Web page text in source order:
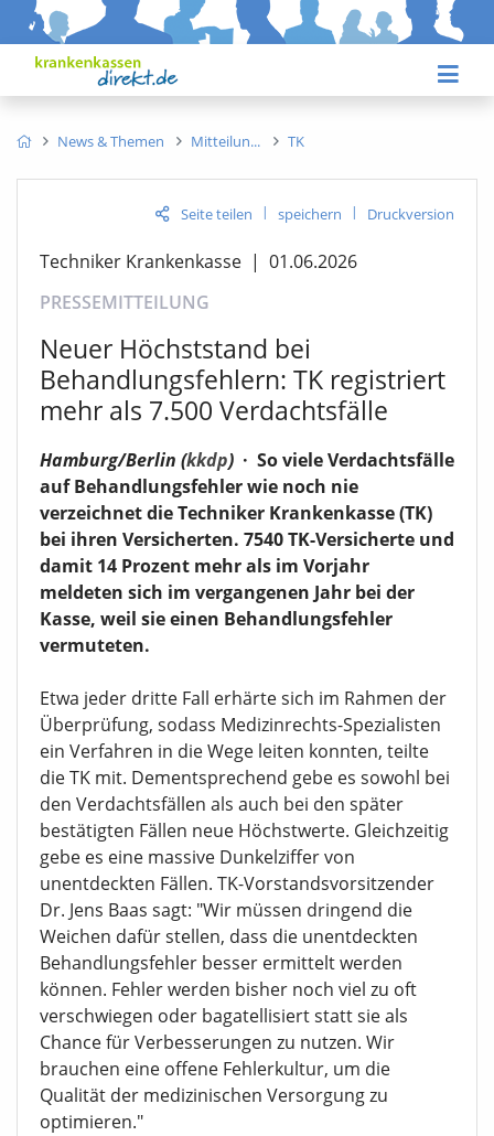
News & Themen Mitteilun TK
Seite teilen | speichern | Druckversion
Techniker Krankenkasse | 01.06.2026
PRESSEMITTEILUNG
Neuer Höchststand bei
Behandlungsfehlern: TK registriert
mehr als 7.500 Verdachtsfälle
Hamburg/Berlin (kkdp) · So viele Verdachtsfälle
auf Behandlungsfehler wie noch nie
verzeichnet die Techniker Krankenkasse (TK)
bei ihren Versicherten. 7540 TK-Versicherte und
damit 14 Prozent mehr als im Vorjahr
meldeten sich im vergangenen Jahr bei der
Kasse, weil sie einen Behandlungsfehler
vermuteten.
Etwa jeder dritte Fall erhärte sich im Rahmen der
Überprüfung, sodass Medizinrechts-Spezialisten
ein Verfahren in die Wege leiten konnten, teilte
die TK mit. Dementsprechend gebe es sowohl bei
den Verdachtsfällen als auch bei den später
bestätigten Fällen neue Höchstwerte. Gleichzeitig
gebe es eine massive Dunkelziffer von
unentdeckten Fällen. TK-Vorstandsvorsitzender
Dr. Jens Baas sagt: "Wir müssen dringend die
Weichen dafür stellen, dass die unentdeckten
Behandlungsfehler besser ermittelt werden
können. Fehler werden bisher noch viel zu oft
verschwiegen oder bagatellisiert statt sie als
Chance für Verbesserungen zu nutzen. Wir
brauchen eine offene Fehlerkultur, um die
Qualität der medizinischen Versorgung zu
optimieren."